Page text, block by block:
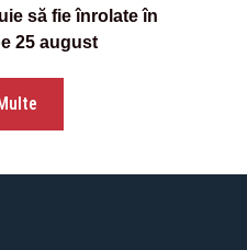
să fie înrolate în
25 august